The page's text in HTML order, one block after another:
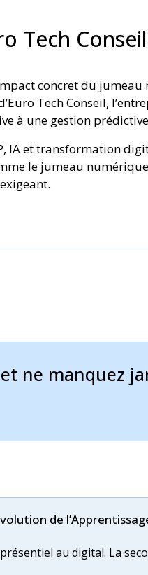
Tech
concret du
Tech Conseil,
à une gestion
IA et transformation
le jumeau
ne manquez
Développement
est omniprésente,
est devenue
de
au digital. La